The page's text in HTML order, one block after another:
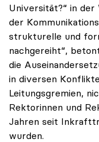
Universität?“ in der
der
strukturelle und
nachgereiht“,
die
in diversen
Leitungsgremien,
Rektorinnen und
Jahren seit
wurden.